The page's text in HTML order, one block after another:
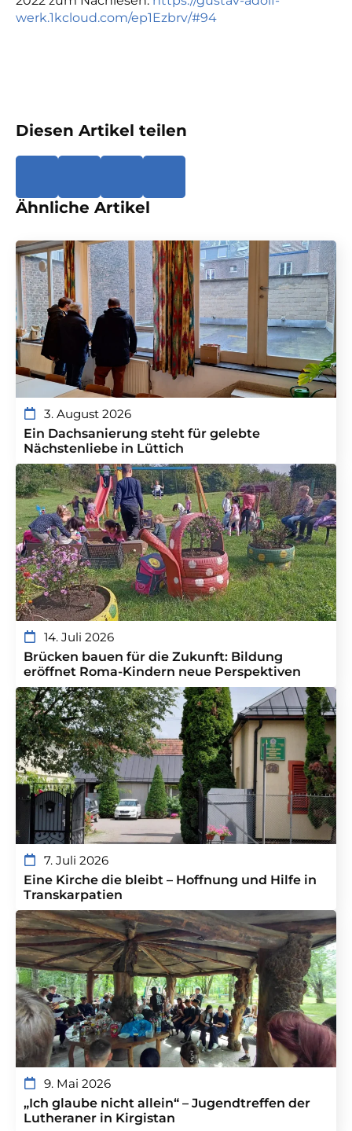
werk.1kcloud.com/ep1Ezbrv/#94
Diesen Artikel teilen
Ähnliche Artikel
3. August 2026
Ein Dachsanierung steht für gelebte
Nächstenliebe in Lüttich
14. Juli 2026
Brücken bauen für die Zukunft: Bildung
eröffnet Roma-Kindern neue Perspektiven
7. Juli 2026
Eine Kirche die bleibt – Hoffnung und Hilfe in
Transkarpatien
9. Mai 2026
„Ich glaube nicht allein“ – Jugendtreffen der
Lutheraner in Kirgistan